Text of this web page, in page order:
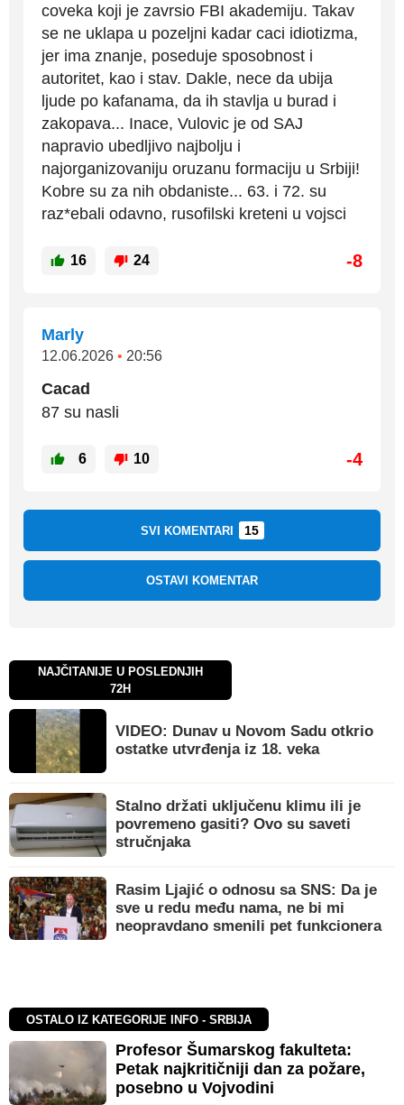
coveka koji je zavrsio FBI akademiju. Takav
se ne uklapa u pozeljni kadar caci idiotizma,
jer ima znanje, poseduje sposobnost i
autoritet, kao i stav. Dakle, nece da ubija
ljude po kafanama, da ih stavlja u burad i
zakopava... Inace, Vulovic je od SAJ
napravio ubedljivo najbolju i
najorganizovaniju oruzanu formaciju u Srbiji!
Kobre su za nih obdaniste... 63. i 72. su
raz*ebali odavno, rusofilski kreteni u vojsci
16 24 -8
Marly
12.06.2026 • 20:56
Cacad
87 su nasli
6 10 -4
SVI KOMENTARI 15
OSTAVI KOMENTAR
NAJČITANIJE U POSLEDNJIH
72H
VIDEO: Dunav u Novom Sadu otkrio
ostatke utvrđenja iz 18. veka
Stalno držati uključenu klimu ili je
povremeno gasiti? Ovo su saveti
stručnjaka
Rasim Ljajić o odnosu sa SNS: Da je
sve u redu među nama, ne bi mi
neopravdano smenili pet funkcionera
OSTALO IZ KATEGORIJE INFO - SRBIJA
Profesor Šumarskog fakulteta:
Petak najkritičniji dan za požare,
posebno u Vojvodini